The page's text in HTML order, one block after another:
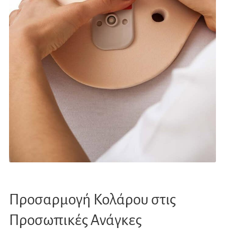
Προσαρμογή Κολάρου στις
Προσωπικές Ανάγκες